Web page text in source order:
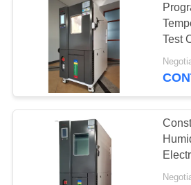
Test
Plate